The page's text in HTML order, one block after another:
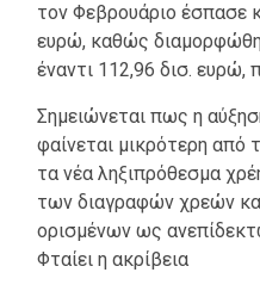
τον Φεβρουάριο έσπασε
ευρώ, καθώς
έναντι 112,96 δισ. ευρώ,
Σημειώνεται πως η
φαίνεται μικρότερη από
τα νέα ληξιπρόθεσμα
των διαγραφών χρεών
ορισμένων ως
Φταίει η ακρίβεια